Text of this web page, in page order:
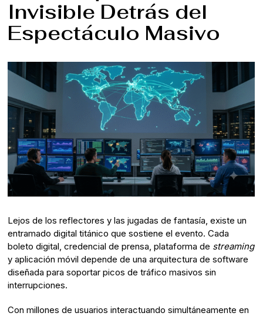
Invisible Detrás del
Espectáculo Masivo
Lejos de los reflectores y las jugadas de fantasía, existe un
entramado digital titánico que sostiene el evento. Cada
boleto digital, credencial de prensa, plataforma de streaming
y aplicación móvil depende de una arquitectura de software
diseñada para soportar picos de tráfico masivos sin
interrupciones.
Con millones de usuarios interactuando simultáneamente en